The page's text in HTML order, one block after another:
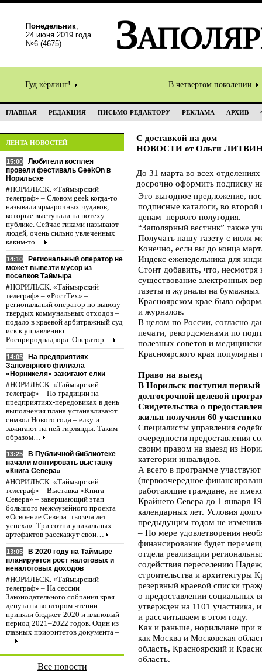
Понедельник,
24 июня 2019 года
№6 (4675)
Гуд кёрлинг! В четвертом поколении
ГЛАВНАЯ РЕДАКЦИЯ ПИСЬМО РЕДАКТОРУ РЕКЛАМА АРХИВ
ЛЕНТА НОВОСТЕЙ
15:00
Любители косплея
провели фестиваль GeekOn в
Норильске
#НОРИЛЬСК. «Таймырский
телеграф» – Словом geek когда-то
называли ярмарочных чудаков,
которые выступали на потеху
публике. Сейчас гиками называют
людей, очень сильно увлеченных
каким-то…
14:10
Региональный оператор не
может вывезти мусор из
поселков Таймыра
#НОРИЛЬСК. «Таймырский
телеграф» – «РостТех» –
региональный оператор по вывозу
твердых коммунальных отходов –
подало в краевой арбитражный суд
иск к управлению
Росприроднадзора. Оператор…
14:05
На предприятиях
Заполярного филиала
«Норникеля» зажигают елки
#НОРИЛЬСК. «Таймырский
телеграф» – По традиции на
предприятиях-передовиках в день
выполнения плана устанавливают
символ Нового года – елку и
зажигают на ней гирлянды. Таким
образом…
13:25
В Публичной библиотеке
начали монтировать выставку
«Книга Севера»
#НОРИЛЬСК. «Таймырский
телеграф» – Выставка «Книга
Севера» – завершающий этап
большого межмузейного проекта
«Освоение Севера: тысяча лет
успеха». Три сотни уникальных
артефактов расскажут свои…
13:05
В 2020 году на Таймыре
планируется рост налоговых и
неналоговых доходов
#НОРИЛЬСК. «Таймырский
телеграф» – На сессии
Законодательного собрания края
депутаты во втором чтении
приняли бюджет-2020 и плановый
период 2021–2022 годов. Один из
главных приоритетов документа –
…
Все новости
С доставкой на дом
НОВОСТИ от Ольги
До 31 марта во всех
досрочно оформить подписку
Это выгодное предложение,
подписные каталоги, во
ценам первого полугодия.
“Заполярный вестник” также
Получать нашу газету с июля
Конечно, если вы до конца
Индекс еженедельника для
Стоит добавить, что, несмотря
существование электронных
газеты и журналы на
Красноярском крае была
и журналов.
В целом по России, согласно
печати, рекордсменами по
полезных советов и
Красноярского края популярны
Право на выезд
В Норильск поступил
долгосрочной целевой
Свидетельства о
жилья получили 60
Специалисты управления
очередности предоставления
своим правом на выезд из
категории инвалидов.
А всего в программе
(первоочередное
работающие граждане, не
Крайнего Севера до 1 января
календарных лет. Условия
предыдущим годом не
– По мере удовлетворения
финансирование будет
отдела реализации
содействия переселению
строительства и архитектуры
резервный краевой списки
о предоставлении социальных
утвержден на 1101 участника,
и рассчитываем в этом году.
Как и раньше, норильчане при
как Москва и Московская
область, Красноярский и
область.